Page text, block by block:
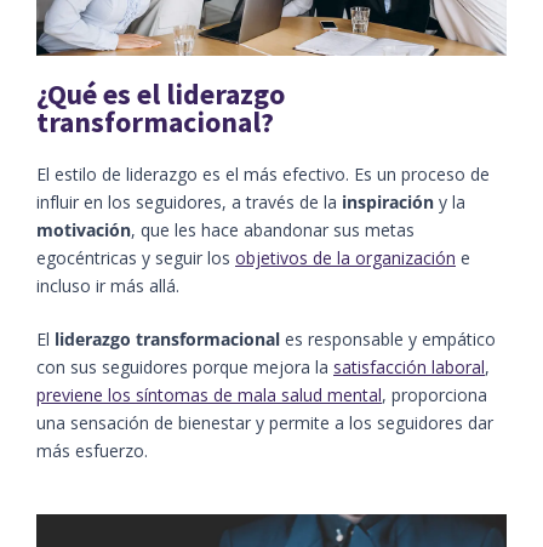
¿Qué es el liderazgo
transformacional?
El estilo de liderazgo es el más efectivo. Es un proceso de
influir en los seguidores, a través de la inspiración y la
motivación, que les hace abandonar sus metas
egocéntricas y seguir los objetivos de la organización e
incluso ir más allá.
El liderazgo transformacional es responsable y empático
con sus seguidores porque mejora la satisfacción laboral,
previene los síntomas de mala salud mental, proporciona
una sensación de bienestar y permite a los seguidores dar
más esfuerzo.